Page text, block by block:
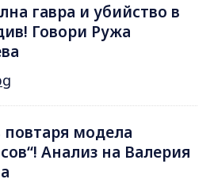
гавра и убийство в
Говори Ружа
повтаря модела
Анализ на Валерия